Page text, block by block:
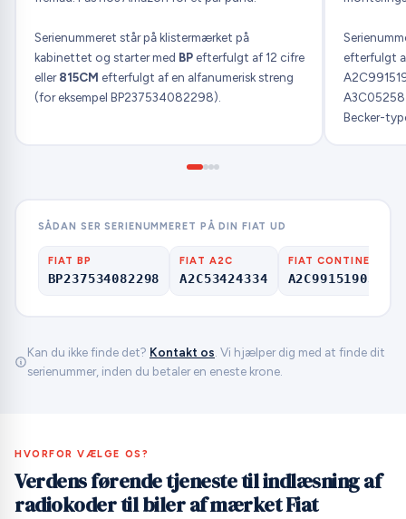
Serienummeret står på klistermærket på
kabinettet og starter med BPefterfulgt af 12 cifre
eller815CM efterfulgt af en alfanumerisk streng
(for eksempel BP237534082298).
efterfulgt
Becker-
SÅDAN SER SERIENUMMERET PÅ DIN FIAT UD
FIAT BP
BP237534082298
FIAT A2C
A2C53424334
FIAT CONTINENTAL
Kan du ikke finde det? Kontakt os . Vi hjælper dig med at finde dit
serienummer, inden du betaler en eneste krone.
HVORFOR VÆLGE OS?
Verdens førende tjeneste til indlæsning af
radiokoder til biler af mærket Fiat